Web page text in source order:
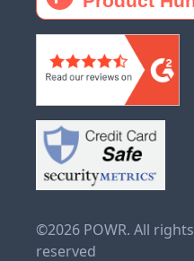
©2026 POWR. All rights
reserved